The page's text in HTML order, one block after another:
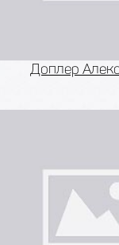
Доплер